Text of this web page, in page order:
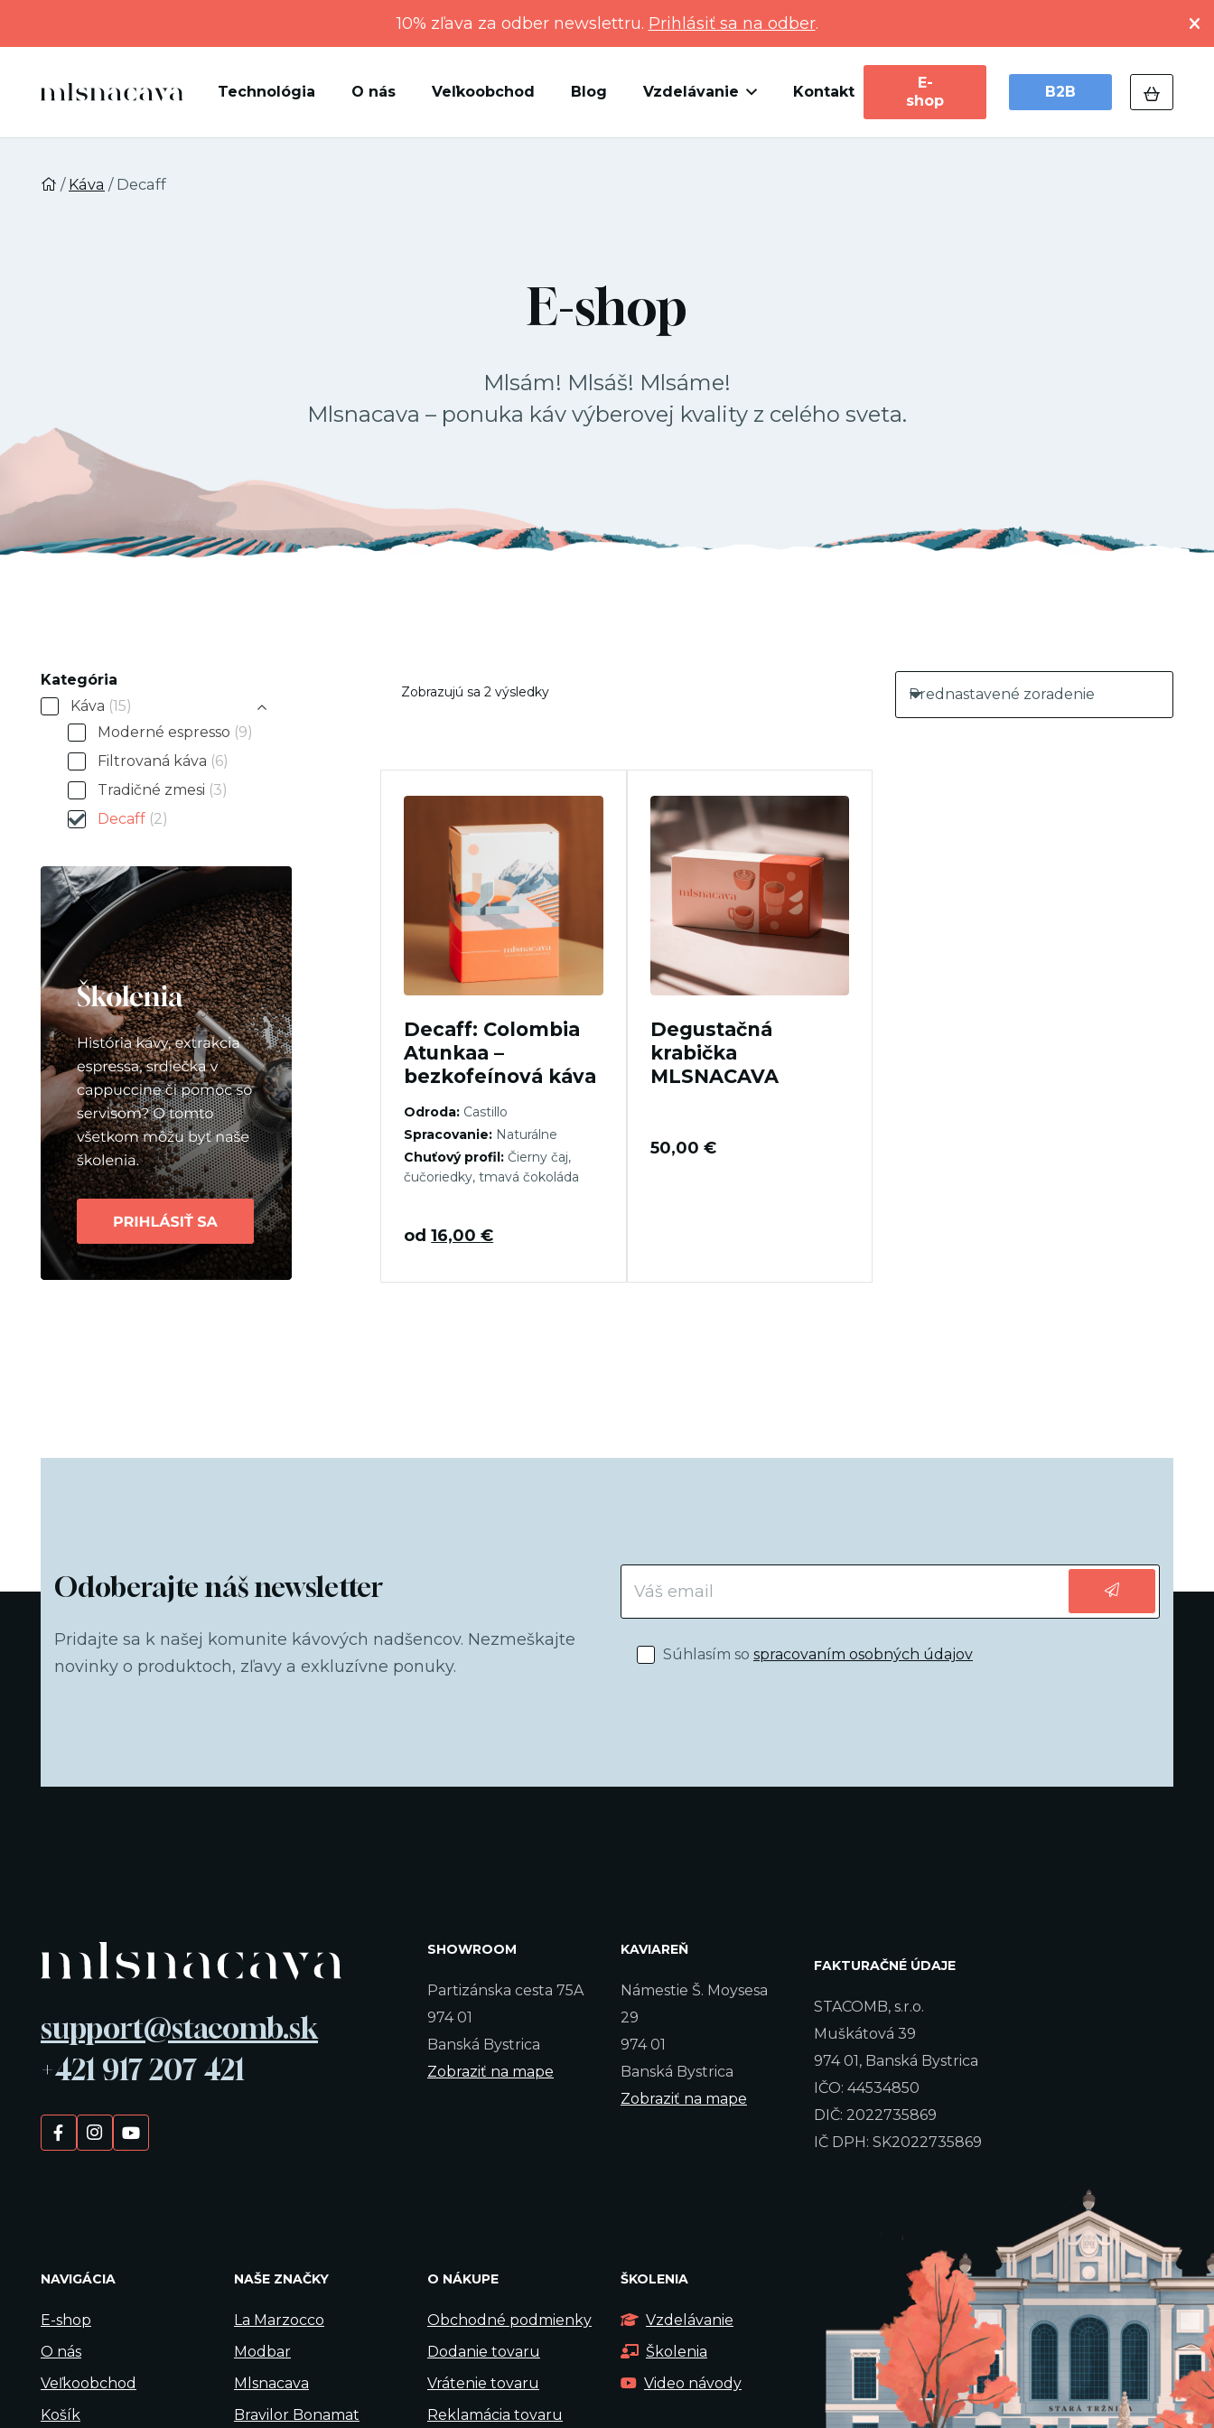
10% zľava za odber newslettru. Prihlásiť sa na odber.
Technológia O nás Veľkoobchod Blog Vzdelávanie Kontakt
E-
shop
B2B
/ Káva / Decaff
E-shop
Mlsám! Mlsáš! Mlsáme!
Mlsnacava – ponuka káv výberovej kvality z celého sveta.
Zobrazujú sa 2 výsledky
Decaff: Colombia
Atunkaa –
bezkofeínová káva
Odroda: Castillo
Spracovanie: Naturálne
Chuťový profil: Čierny čaj,
čučoriedky, tmavá čokoláda
od16,00€
Degustačná
krabička
MLSNACAVA
50,00 €
Kategória
Káva (15)
Moderné espresso (9)
Filtrovaná káva (6)
Tradičné zmesi (3)
Decaff (2)
Odoberajte náš newsletter
Pridajte sa k našej komunite kávových nadšencov. Nezmeškajte
novinky o produktoch, zľavy a exkluzívne ponuky.
Súhlasím so spracovaním osobných údajov
support@stacomb.sk
+421 917 207 421
SHOWROOM
Partizánska cesta 75A
974 01
Banská Bystrica
Zobraziť na mape
KAVIAREŇ
Námestie Š. Moysesa
29
974 01
Banská Bystrica
Zobraziť na mape
FAKTURAČNÉ ÚDAJE
STACOMB, s.r.o.
Muškátová 39
974 01, Banská Bystrica
IČO: 44534850
DIČ: 2022735869
IČ DPH: SK2022735869
NAVIGÁCIA
E-shop
O nás
Veľkoobchod
Košík
NAŠE ZNAČKY
La Marzocco
Modbar
Mlsnacava
Bravilor Bonamat
O NÁKUPE
Obchodné podmienky
Dodanie tovaru
Vrátenie tovaru
Reklamácia tovaru
ŠKOLENIA
Vzdelávanie
Školenia
Video návody